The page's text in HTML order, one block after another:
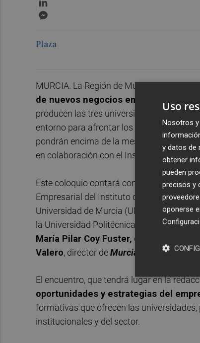
Plaza
MURCIA. La Región de Murcia puede
de nuevos negocios emergentes
.
producen las tres universidades de la
entorno para afrontar los retos y
pondrán encima de la mesa en la nueva
en colaboración con el Instituto de
Este coloquio contará con la presencia de
Empresarial del Instituto de Fomento;
Universidad de Murcia (UMU);
María
la Universidad Politécnica de Cartagena
María Pilar Coy Fuster, directora
Valero, director deMurcia Plaza,será el
El encuentro, que tendrá lugar en la
oportunidades y estrategias del
formativas que ofrecen las
institucionales y del sector.
Uso
Nosotros
y datos de
obtener
pueden
precisos y
oponerse